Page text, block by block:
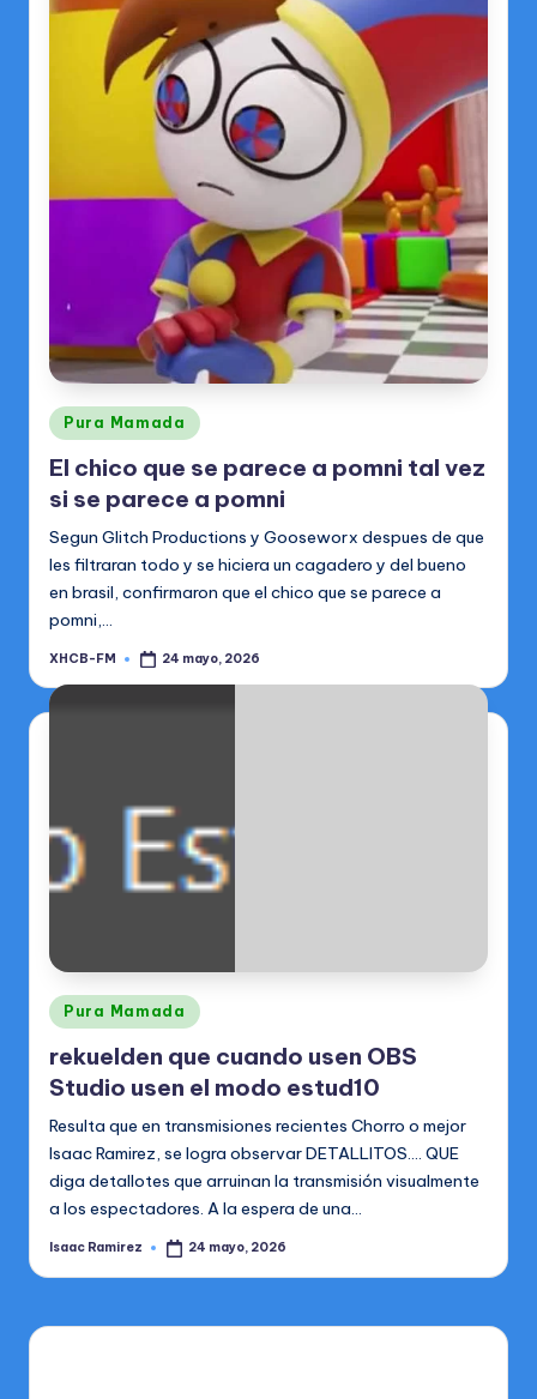
Publicado
en
Pura Mamada
El chico que se parece a pomni tal vez
si se parece a pomni
Segun Glitch Productions y Gooseworx despues de que
les filtraran todo y se hiciera un cagadero y del bueno
en brasil, confirmaron que el chico que se parece a
pomni,…
Publicado
XHCB-FM 24 mayo, 2026
Publicado
en
Pura Mamada
rekuelden que cuando usen OBS
Studio usen el modo estud10
Resulta que en transmisiones recientes Chorro o mejor
Isaac Ramirez, se logra observar DETALLITOS.... QUE
diga detallotes que arruinan la transmisión visualmente
a los espectadores. A la espera de una…
Publicado
Isaac Ramirez 24 mayo, 2026